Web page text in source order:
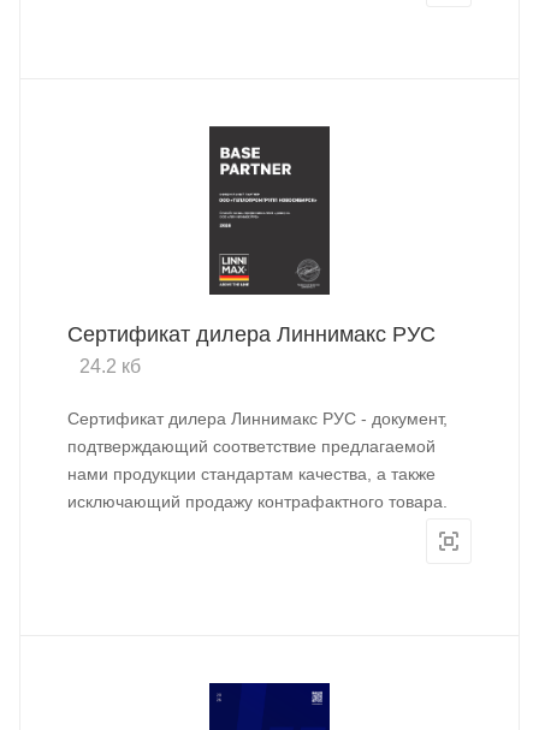
Сертификат дилера Линнимакс РУС
24.2 кб
Сертификат дилера Линнимакс РУС - документ,
подтверждающий соответствие предлагаемой
нами продукции стандартам качества, а также
исключающий продажу контрафактного товара.